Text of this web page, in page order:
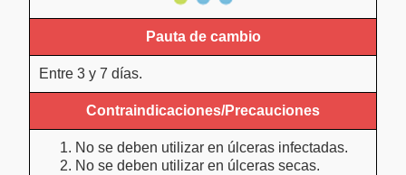
Pauta de cambio
Entre 3 y 7 días.
Contraindicaciones/Precauciones
No se deben utilizar en úlceras infectadas.
No se deben utilizar en úlceras secas.